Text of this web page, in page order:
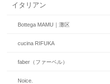
イタリアン
Bottega MAMU｜灘区
cucina RIFUKA
faber（ファーベル）
Noice.